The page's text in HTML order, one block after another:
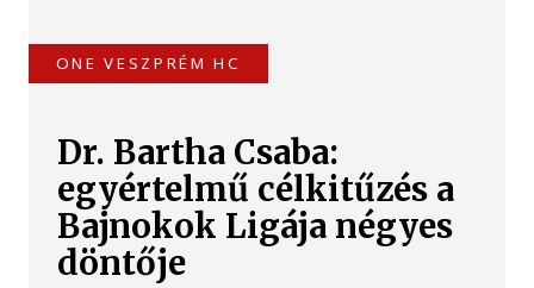
ONE VESZPRÉM HC
Dr. Bartha Csaba:
egyértelmű célkitűzés a
Bajnokok Ligája négyes
döntője